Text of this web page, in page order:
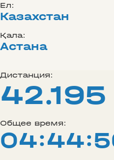
Ел:
Казахстан
Қала:
Астана
Дистанция:
Общее время: